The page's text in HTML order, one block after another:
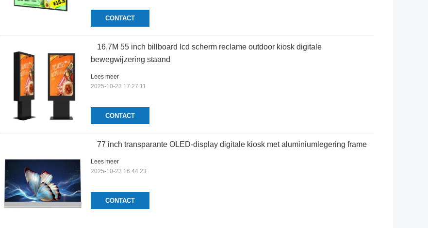
CONTACT
16,7M 55 inch billboard lcd scherm reclame outdoor kiosk digitale
bewegwijzering staand
CONTACT
Lees meer
2025-10-23 17:27:11
77 inch transparante OLED-display digitale kiosk met aluminiumlegering frame
CONTACT
Lees meer
2025-10-23 16:44:23